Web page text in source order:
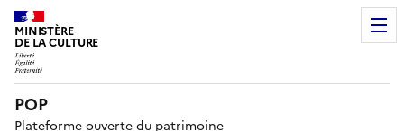
MINISTÈRE
DE LA CULTURE
POP
Plateforme ouverte du patrimoine